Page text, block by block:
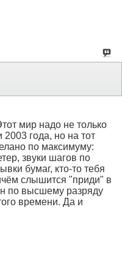
мир надо не только
года, но на тот
по максимуму:
звуки шагов по
бумаг, кто-то тебя
слышится "приди" в
по высшему разряду
времени. Да и